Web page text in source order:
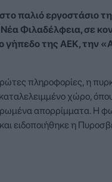
παλιό εργοστάσιο
Φιλαδέλφεια, σε
γήπεδο της ΑΕΚ, την
πληροφορίες, η
χώρο,
απορρίμματα. Η
ειδοποιήθηκε η